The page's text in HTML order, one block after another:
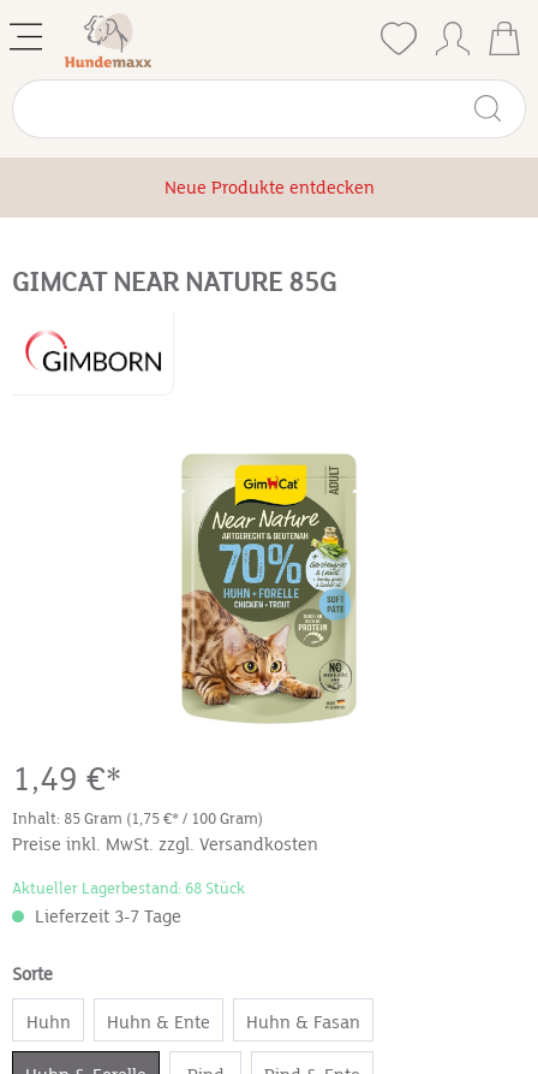
Neue Produkte entdecken
GIMCAT NEAR NATURE 85G
1,49 €*
Inhalt: 85 Gram (1,75 €* / 100 Gram)
Preise inkl. MwSt. zzgl. Versandkosten
Aktueller Lagerbestand: 68 Stück
Lieferzeit 3-7 Tage
Sorte
Huhn Huhn & Ente Huhn & Fasan